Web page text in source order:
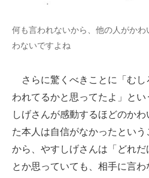
何も言われないから、他の人がか
わないですよね
さらに驚くべきことに「むし
われてるかと思ってたよ」と
しげさんが感動するほどのか
た本人は自信がなかったとい
から、やすしげさんは「どれ
とか思っていても、相手に言わ